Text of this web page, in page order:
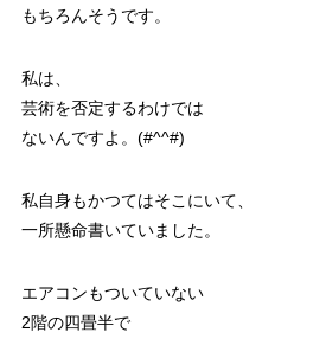
もちろんそうです。
私は、
芸術を否定するわけでは
ないんですよ。(#^^#)
私自身もかつてはそこにいて、
一所懸命書いていました。
エアコンもついていない
2階の四畳半で